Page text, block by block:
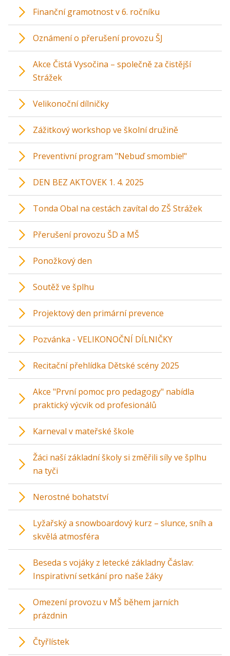
Finanční gramotnost v 6. ročníku
Oznámení o přerušení provozu ŠJ
Akce Čistá Vysočina – společně za čistější
Strážek
Velikonoční dílničky
Zážitkový workshop ve školní družině
Preventivní program "Nebuď smombie!"
DEN BEZ AKTOVEK 1. 4. 2025
Tonda Obal na cestách zavítal do ZŠ Strážek
Přerušení provozu ŠD a MŠ
Ponožkový den
Soutěž ve šplhu
Projektový den primární prevence
Pozvánka - VELIKONOČNÍ DÍLNIČKY
Recitační přehlídka Dětské scény 2025
Akce "První pomoc pro pedagogy" nabídla
praktický výcvik od profesionálů
Karneval v mateřské škole
Žáci naší základní školy si změřili síly ve šplhu
na tyči
Nerostné bohatství
Lyžařský a snowboardový kurz – slunce, sníh a
skvělá atmosféra
Beseda s vojáky z letecké základny Čáslav:
Inspirativní setkání pro naše žáky
Omezení provozu v MŠ během jarních
prázdnin
Čtyřlístek